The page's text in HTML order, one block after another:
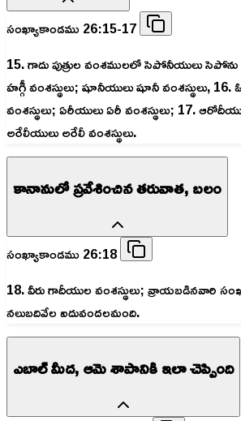
సంఖ్యాకాండము 26:15-17
15. గాదు పుత్రుల వంశములలో సెపోనీయులు సెపోను
హగ్గీ వంశస్థులు; షూనీయులు షూనీ వంశస్థులు,
వంశస్థులు; ఏరీయులు ఏరీ వంశస్థులు; 17.
అరేలీయులు అరేలీ వంశస్థులు.
కానానులో ప్రవేశించిన తరువాత, బలం
సంఖ్యాకాండము 26:18
18. వీరు గాదీయుల వంశస్థులు; వ్రాయబడినవారి
నలుబదివేల ఐదువందలమంది.
ఎబాల్ మీద, ఆమె శాపానికి ఇలా చెప్పింది